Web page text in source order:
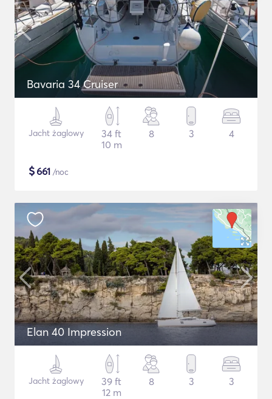
Bavaria 34 Cruiser
Jacht żaglowy
34 ft
10 m
8 3 4
$661 /noc
Elan 40 Impression
Jacht żaglowy
39 ft
12 m
8 3 3